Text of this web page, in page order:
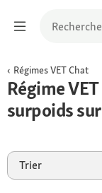
Régimes VET Chat
Régime
surpoids
Trier